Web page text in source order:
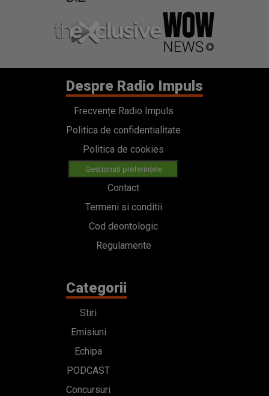
Despre Radio Impuls
Frecvențe Radio Impuls
Politica de confidentialitate
Politica de cookies
Gestionați preferințele
Contact
Termeni si conditii
Cod deontologic
Regulamente
Categorii
Stiri
Emisiuni
Echipa
PODCAST
Concursuri